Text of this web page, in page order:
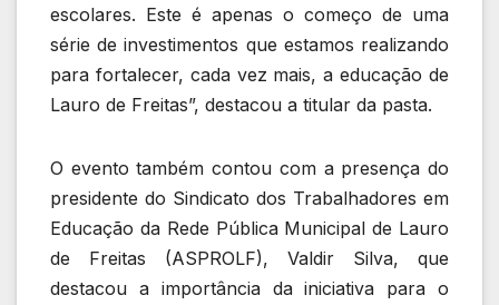
escolares. Este é apenas o começo de uma
série de investimentos que estamos realizando
para fortalecer, cada vez mais, a educação de
Lauro de Freitas”, destacou a titular da pasta.
O evento também contou com a presença do
presidente do Sindicato dos Trabalhadores em
Educação da Rede Pública Municipal de Lauro
de Freitas (ASPROLF), Valdir Silva, que
destacou a importância da iniciativa para o